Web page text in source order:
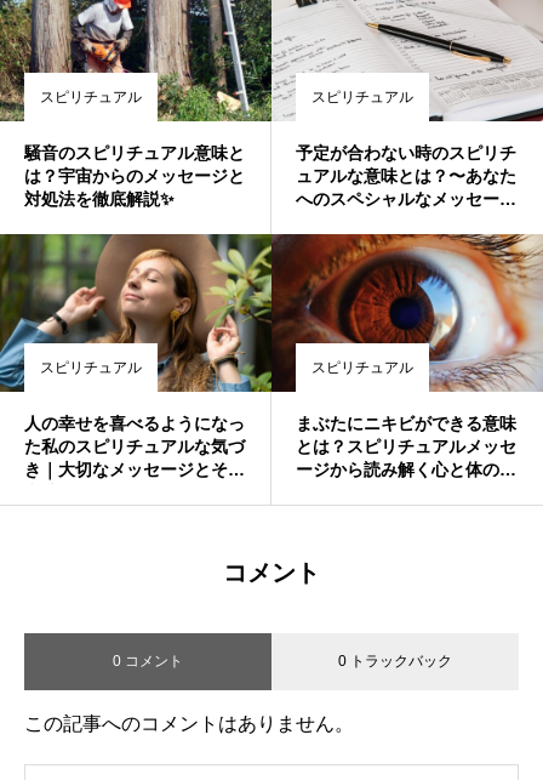
スピリチュアル
騒音のスピリチュアル意味と
は？宇宙からのメッセージと
対処法を徹底解説✨
スピリチュアル
予定が合わない時のスピリチ
ュアルな意味とは？〜あなた
へのスペシャルなメッセー
スピリチュアル
人の幸せを喜べるようになっ
た私のスピリチュアルな気づ
き｜大切なメッセージとその
スピリチュアル
まぶたにニキビができる意味
とは？スピリチュアルメッセ
ージから読み解く心と体のサ
コメント
0 コメント 0 トラックバック
この記事へのコメントはありません。